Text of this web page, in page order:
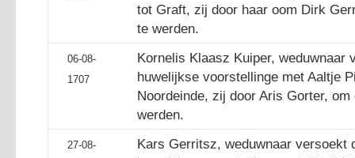
tot Graft, zij door haar oom Dirk
te werden.
06-08-
1707
Kornelis Klaasz Kuiper, weduwnaar
huwelijkse voorstellinge met Aaltje
Noordeinde, zij door Aris Gorter,
werden.
27-08-
Kars Gerritsz, weduwnaar